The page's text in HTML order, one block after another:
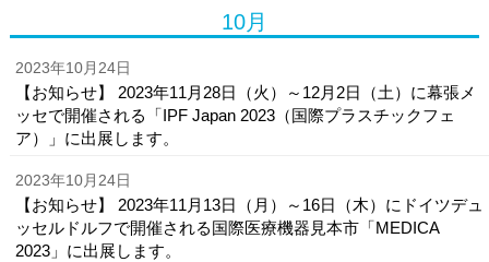
10月
2023年10月24日
【お知らせ】 2023年11月28日（火）～12月2日（土）に幕張メ
ッセで開催される「IPF Japan 2023（国際プラスチックフェ
ア）」に出展します。
2023年10月24日
【お知らせ】 2023年11月13日（月）～16日（木）にドイツデュ
ッセルドルフで開催される国際医療機器見本市「MEDICA
2023」に出展します。